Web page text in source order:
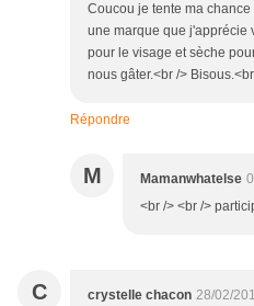
Coucou je tente ma
une marque que j'apprécie
pour le visage et sèche
nous gâter.<br />
Répondre
M Mamanwhatelse
<br /> <br />
C crystelle chacon 28/02/